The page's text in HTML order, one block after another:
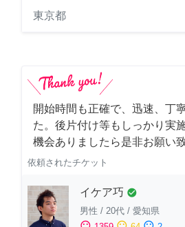
東京都
開始時間も正確で、迅速、丁
た。後片付け等もしっかり実
機会ありましたら是非お願い
依頼されたチケット
イケア巧 check_circle
男性 / 20代 / 愛知県